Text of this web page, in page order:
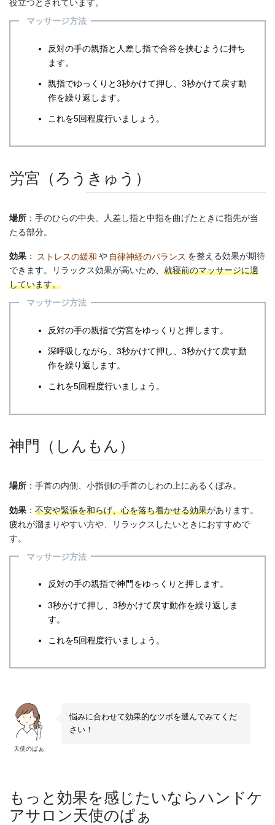
役立つとされています。
マッサージ方法
反対の手の親指と人差し指で合谷を挟むように持ち
ます。
親指でゆっくりと3秒かけて押し、3秒かけて戻す動
作を繰り返します。
これを5回程度行いましょう。
労宮（ろうきゅう）
場所 ：手のひらの中央、人差し指と中指を曲げたときに指先が当
たる部分。
効果 ： ストレスの緩和 や 自律神経のバランス を整える効果が期待
できます。リラックス効果が高いため、 就寝前のマッサージに適
しています。
マッサージ方法
反対の手の親指で労宮をゆっくりと押します。
深呼吸しながら、3秒かけて押し、3秒かけて戻す動
作を繰り返します。
これを5回程度行いましょう。
神門（しんもん）
場所 ：手首の内側、小指側の手首のしわの上にあるくぼみ。
効果 ： 不安や緊張を和らげ、心を落ち着かせる効果があります。
疲れが溜まりやすい方や、リラックスしたいときにおすすめで
す。
マッサージ方法
反対の手の親指で神門をゆっくりと押します。
3秒かけて押し、3秒かけて戻す動作を繰り返しま
す。
これを5回程度行いましょう。
天使のぱぁ
悩みに合わせて効果的なツボを選んでみてくだ
さい！
もっと効果を感じたいならハンドケ
アサロン天使のぱぁ